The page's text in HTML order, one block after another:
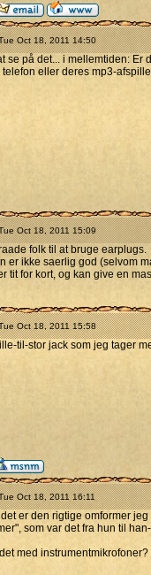
Oct 18, 2011 14:50
se på det... i mellemtiden: Er
eller deres mp3-
Oct 18, 2011 15:09
folk til at bruge earplugs.
er ikke saerlig god (selvom
tit for kort, og kan give en
Oct 18, 2011 15:58
til-stor jack som jeg tager
Oct 18, 2011 16:11
er den rigtige omformer
som var det fra hun til
med instrumentmikrofoner?